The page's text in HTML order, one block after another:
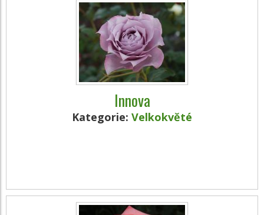
Innova
Kategorie: Velkokvěté